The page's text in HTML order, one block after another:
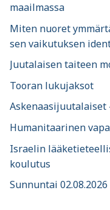
maailmassa
Miten nuoret
sen vaikutuksen
Juutalaisen taiteen
Tooran lukujaksot
Humanitaarinen
Israelin
koulutus
Sunnuntai 02.08.2026